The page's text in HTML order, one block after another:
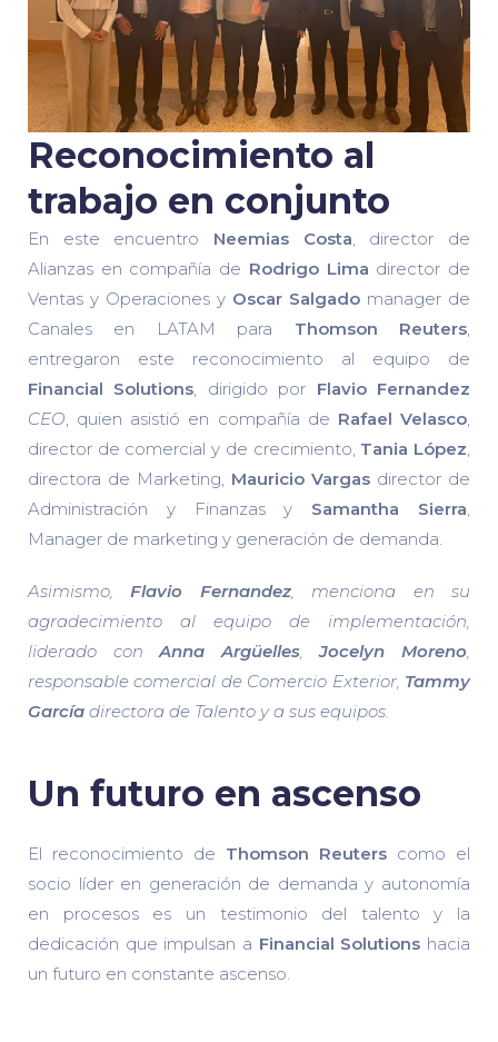
Reconocimiento al
trabajo en conjunto
En este encuentro Neemias Costa, director de
Alianzas en compañía de Rodrigo Lima director de
Ventas y Operaciones y Oscar Salgado manager de
Canales en LATAM para Thomson Reuters,
entregaron este reconocimiento al equipo de
Financial Solutions, dirigido por Flavio Fernandez
CEO, quien asistió en compañía de Rafael Velasco,
director de comercial y de crecimiento, Tania López,
directora de Marketing, Mauricio Vargas director de
Administración y Finanzas y Samantha Sierra,
Manager de marketing y generación de demanda.
Asimismo,Flavio Fernandez, menciona en su
agradecimiento al equipo de implementación,
liderado conAnna Argüelles,Jocelyn Moreno,
responsable comercial de Comercio Exterior, Tammy
García directora de Talento y a sus equipos.
Un futuro en ascenso
El reconocimiento de Thomson Reuters como el
socio líder en generación de demanda y autonomía
en procesos es un testimonio del talento y la
dedicación que impulsan a Financial Solutions hacia
un futuro en constante ascenso.